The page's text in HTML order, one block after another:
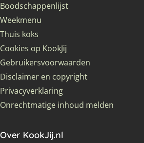
Boodschappenlijst
Weekmenu
Thuis koks
Cookies op KookJij
Gebruikersvoorwaarden
Disclaimer en copyright
Privacyverklaring
Onrechtmatige inhoud melden
Over KookJij.nl